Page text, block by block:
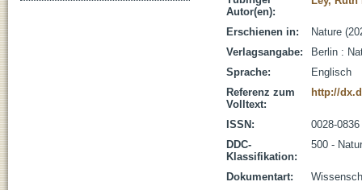
Autor(en):
Erschienen in:
Nature
Verlagsangabe:
Berlin :
Sprache:
Englisch
Referenz zum
Volltext:
http://
ISSN:
0028-0836
DDC-
Klassifikation:
500 -
Dokumentart: